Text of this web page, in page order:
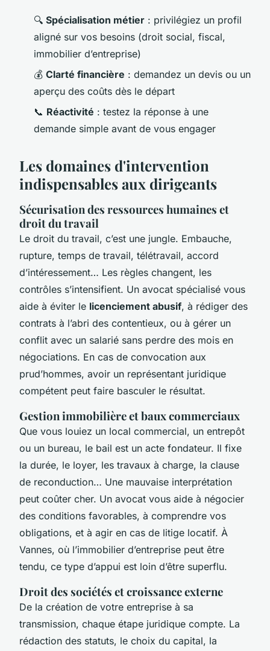
🔍 Spécialisation métier : privilégiez un profil
aligné sur vos besoins (droit social, fiscal,
immobilier d’entreprise)
💰 Clarté financière : demandez un devis ou un
aperçu des coûts dès le départ
📞 Réactivité : testez la réponse à une
demande simple avant de vous engager
Les domaines d'intervention
indispensables aux dirigeants
Sécurisation des ressources humaines et
droit du travail
Le droit du travail, c’est une jungle. Embauche,
rupture, temps de travail, télétravail, accord
d’intéressement… Les règles changent, les
contrôles s’intensifient. Un avocat spécialisé vous
aide à éviter le licenciement abusif, à rédiger des
contrats à l’abri des contentieux, ou à gérer un
conflit avec un salarié sans perdre des mois en
négociations. En cas de convocation aux
prud’hommes, avoir un représentant juridique
compétent peut faire basculer le résultat.
Gestion immobilière et baux commerciaux
Que vous louiez un local commercial, un entrepôt
ou un bureau, le bail est un acte fondateur. Il fixe
la durée, le loyer, les travaux à charge, la clause
de reconduction… Une mauvaise interprétation
peut coûter cher. Un avocat vous aide à négocier
des conditions favorables, à comprendre vos
obligations, et à agir en cas de litige locatif. À
Vannes, où l’immobilier d’entreprise peut être
tendu, ce type d’appui est loin d’être superflu.
Droit des sociétés et croissance externe
De la création de votre entreprise à sa
transmission, chaque étape juridique compte. La
rédaction des statuts, le choix du capital, la